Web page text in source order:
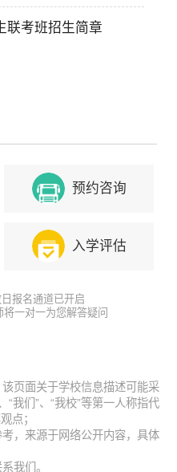
联考班招生简章
预约咨询
入学评估
报名通道已开启
一对一为您解答疑问
页面关于学校信息描述可能采
“我们”、“我校”等第一人称指代
点；
，来源于网络公开内容，具体
我们。